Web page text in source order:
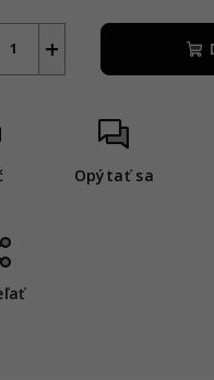
+
Opýtať sa